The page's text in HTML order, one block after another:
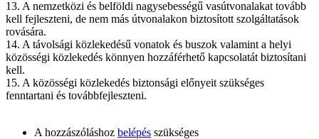
13. A nemzetközi és belföldi nagysebességű vasútvonalakat tovább
kell fejleszteni, de nem más útvonalakon biztosított szolgáltatások
rovására.
14. A távolsági közlekedésű vonatok és buszok valamint a helyi
közösségi közlekedés könnyen hozzáférhető kapcsolatát biztosítani
kell.
15. A közösségi közlekedés biztonsági előnyeit szükséges
fenntartani és továbbfejleszteni.
A hozzászóláshoz belépés szükséges